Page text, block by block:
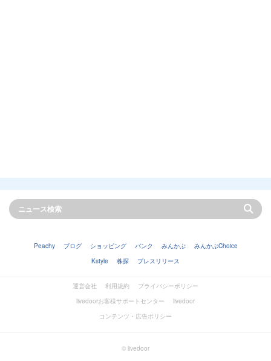
Peachy ブログ ショッピング バンク みんかぶ
みんかぶChoice
Kstyle
株探 プレスリリース
運営会社 利用規約
プライバシーポリシー
livedoorお客様サポートセンター
livedoor
コンテンツ・広告ポリシー
© livedoor